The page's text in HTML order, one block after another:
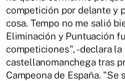
competición por delante y
cosa. Tempo no me salió
Eliminación y Puntuación
competiciones", -declara la
castellanomanchega tras
Campeona de España. "Se